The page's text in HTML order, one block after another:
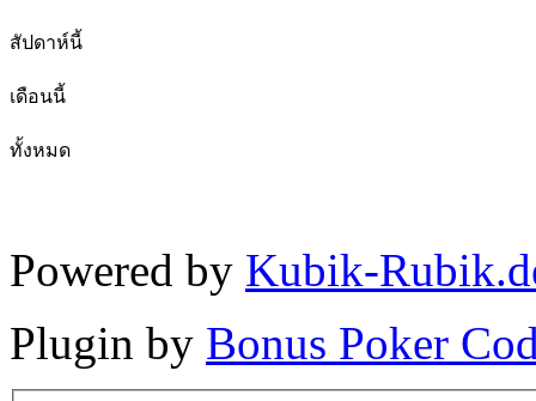
สัปดาห์นี้
เดือนนี้
ทั้งหมด
Powered by Kubik-
Plugin by Bonus Poker